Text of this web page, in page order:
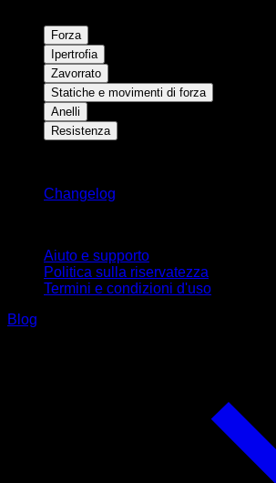
Forza
Ipertrofia
Zavorrato
Statiche e movimenti di forza
Anelli
Resistenza
Changelog
Aiuto e supporto
Politica sulla riservatezza
Termini e condizioni d'uso
Blog